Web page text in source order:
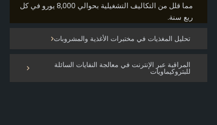
تحليل المغذيات في مختبرات الأغذية والمشروبات
المراقبة عبر الإنترنت في معالجة النفايات السائلة
للبتروكيماويات
مما قلل من التكاليف التشغيلية بحوالي 8,000 يورو في كل
ربع سنة.